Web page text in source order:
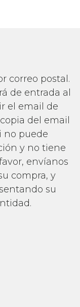
correo postal.
de entrada al
el email de
del email
no puede
y no tiene
envíanos
compra, y
su